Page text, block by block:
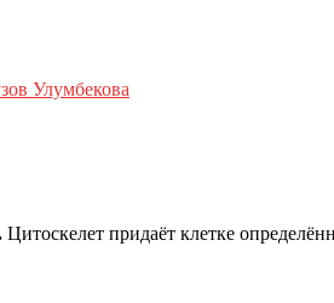
Улумбекова
Цитоскелет придаёт клетке